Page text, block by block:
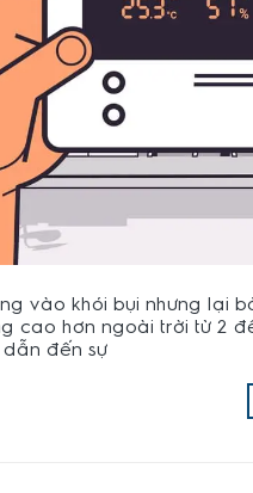
vào khói bụi nhưng lại
cao hơn ngoài trời từ 2
đến sự